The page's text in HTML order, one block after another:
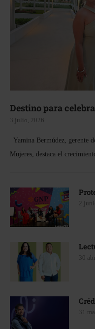
Destino para
3 julio, 2026
Yamina Bermúdez, gerente
Mujeres, destaca el
2
30
31